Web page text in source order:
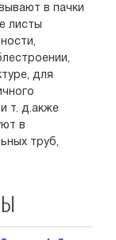
в пачки
листы
для
т. д.акже
в
труб,